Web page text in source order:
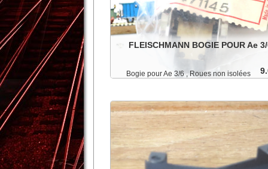
FLEISCHMANN BOGIE POUR Ae
Bogie pour Ae 3/6 , Roues non isolées